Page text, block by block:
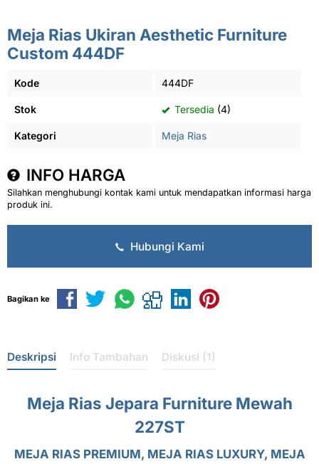
Meja Rias Ukiran Aesthetic Furniture
Custom 444DF
Kode 444DF
Stok Tersedia (4)
Kategori Meja Rias
INFO HARGA
Silahkan menghubungi kontak kami untuk mendapatkan informasi harga
produk ini.
Hubungi Kami
Bagikan ke
Deskripsi Info Tambahan Diskusi (1)
Meja Rias Jepara Furniture Mewah
227ST
MEJA RIAS PREMIUM, MEJA RIAS LUXURY, MEJA